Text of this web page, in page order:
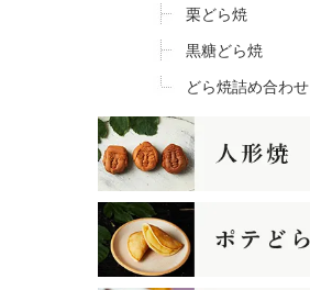
栗どら焼
黒糖どら焼
どら焼詰め合わせ